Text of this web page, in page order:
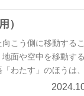
）
こう側に移動する
面や空中を移動す
わたす」のほうは